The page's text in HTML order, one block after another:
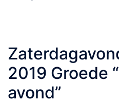
2019 Groede
avond”